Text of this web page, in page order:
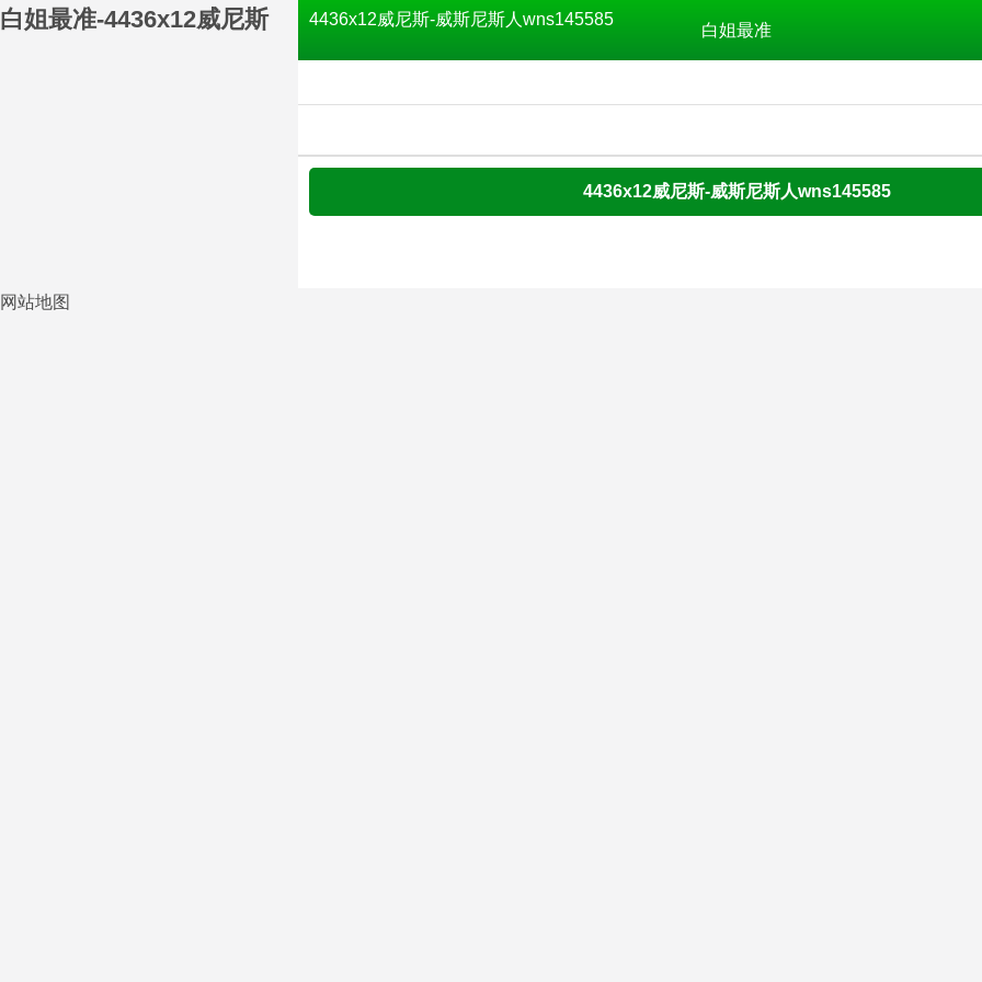
白姐最准-4436x12威尼斯 4436x12威尼斯-威斯尼斯人wns145585
白姐最准
4436x12威尼斯-威斯尼斯人wns145585
网站地图